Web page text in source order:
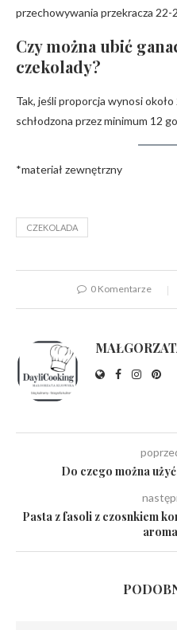
przechowywania przekracza 22-
Czy można ubić
czekolady?
Tak, jeśli proporcja wynosi
schłodzona przez minimum 12
*materiał zewnętrzny
CZEKOLADA
0 Komentarze
Do czego można
Pasta z fasoli z czosnkiem